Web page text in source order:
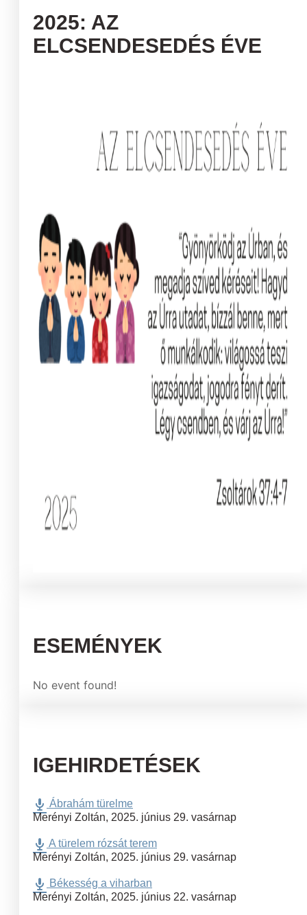
2025: AZ
ELCSENDESEDÉS ÉVE
ESEMÉNYEK
No event found!
IGEHIRDETÉSEK
Ábrahám türelme
Merényi Zoltán, 2025. június 29. vasárnap
A türelem rózsát terem
Merényi Zoltán, 2025. június 29. vasárnap
Békesség a viharban
Merényi Zoltán, 2025. június 22. vasárnap